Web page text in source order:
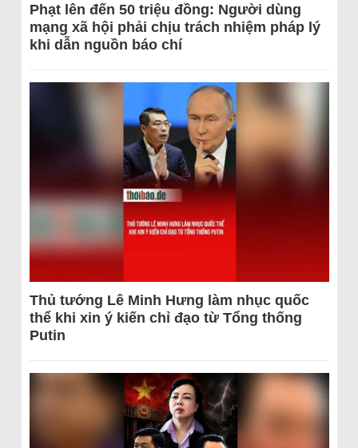
Phạt lên đến 50 triệu đồng: Người dùng
mạng xã hội phải chịu trách nhiệm pháp lý
khi dẫn nguồn báo chí
Thủ tướng Lê Minh Hưng làm nhục quốc
thể khi xin ý kiến chỉ đạo từ Tổng thống
Putin